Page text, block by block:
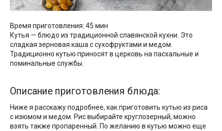
Время приготовления: 45 мин
Кутья — блюдо из традиционной славянской кухни. Это
сладкая зерновая каша с сухофруктами и медом.
Традиционно кутью приносят в церковь на пасхальные и
поминальные службы.
Описание приготовления блюда:
Ниже я расскажу подробнее, как приготовить кутью из риса
с изюмом и медом. Рис выбирайте круглозерный, можно
взять также пропаренный. По желанию в кутью можно еще